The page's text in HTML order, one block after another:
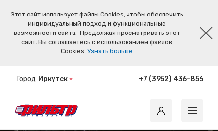
Этот сайт использует файлы Cookies, чтобы обеспечить
индивидуальный подход и функциональные
возможности сайта. Продолжая просматривать этот
сайт, Вы соглашаетесь с использованием файлов
Cookies. Узнать больше
Город: Иркутск +7 (3952) 436-856